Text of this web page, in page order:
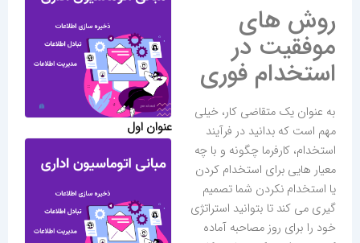
روش های
موفقیت در
استخدام فوری
به عنوان یک متقاضی کار، خیلی
مهم است که بدانید در فرآیند
استخدام، کارفرما چگونه و با چه
معیار هایی برای استخدام کردن
یا استخدام نکردن شما تصمیم
گیری می کند تا بتوانید استراتژی
خود را برای روز مصاحبه آماده
عنوان اول